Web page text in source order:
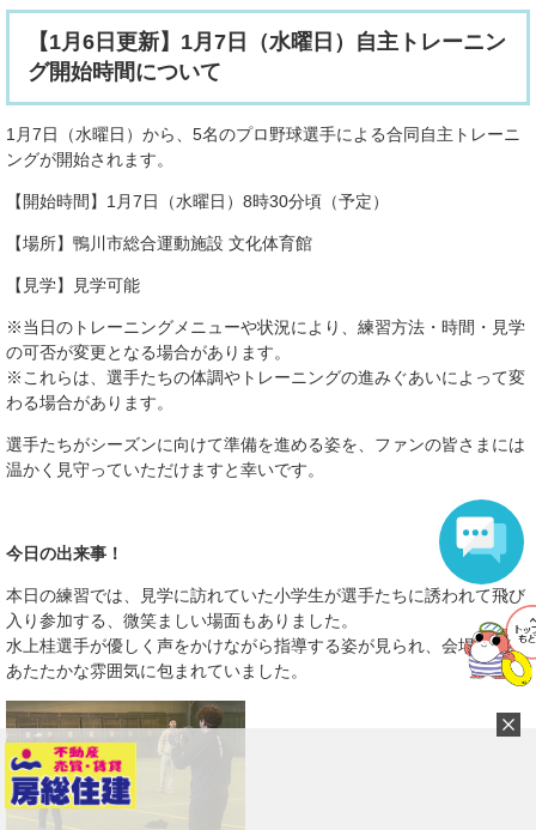
【1月6日更新】1月7日（水曜日）自主トレーニン
グ開始時間について
1月7日（水曜日）から、5名のプロ野球選手による合同自主トレーニ
ングが開始されます。
【開始時間】1月7日（水曜日）8時30分頃（予定）
【場所】鴨川市総合運動施設 文化体育館
【見学】見学可能
※当日のトレーニングメニューや状況により、練習方法・時間・見学
の可否が変更となる場合があります。
※これらは、選手たちの体調やトレーニングの進みぐあいによって変
わる場合があります。
選手たちがシーズンに向けて準備を進める姿を、ファンの皆さまには
温かく見守っていただけますと幸いです。
今日の出来事！
本日の練習では、見学に訪れていた小学生が選手たちに誘われて飛び
入り参加する、微笑ましい場面もありました。
水上桂選手が優しく声をかけながら指導する姿が見られ、会場は終始
あたたかな雰囲気に包まれていました。